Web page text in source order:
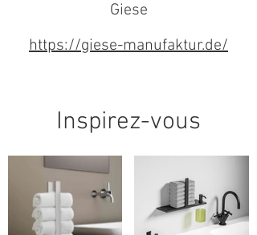
Giese
https://giese-manufaktur.de/
Inspirez-vous